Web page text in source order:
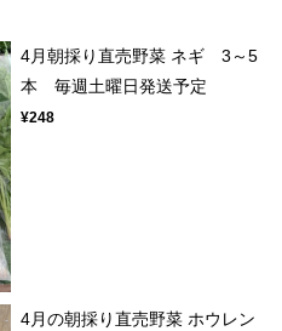
4月朝採り直売野菜 ネギ 3～5
本 毎週土曜日発送予定
¥248
4月の朝採り直売野菜 ホウレン